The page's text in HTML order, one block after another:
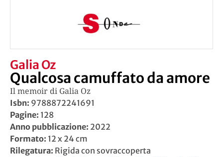
Galia Oz
Qualcosa camuffato da amore
Il memoir di Galia Oz
Isbn: 9788872241691
Pagine: 128
Anno pubblicazione: 2022
Formato: 12 x 24 cm
Rilegatura: Rigida con sovraccoperta